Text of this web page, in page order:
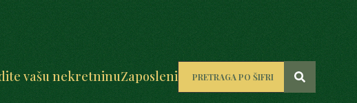
vašu nekretninuZaposleni